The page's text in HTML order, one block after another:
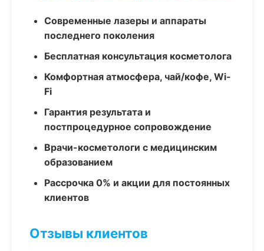
Современные лазеры и аппараты
последнего поколения
Бесплатная консультация косметолога
Комфортная атмосфера, чай/кофе, Wi-
Fi
Гарантия результата и
постпроцедурное сопровождение
Врачи-косметологи с медицинским
образованием
Рассрочка 0% и акции для постоянных
клиентов
Отзывы клиентов